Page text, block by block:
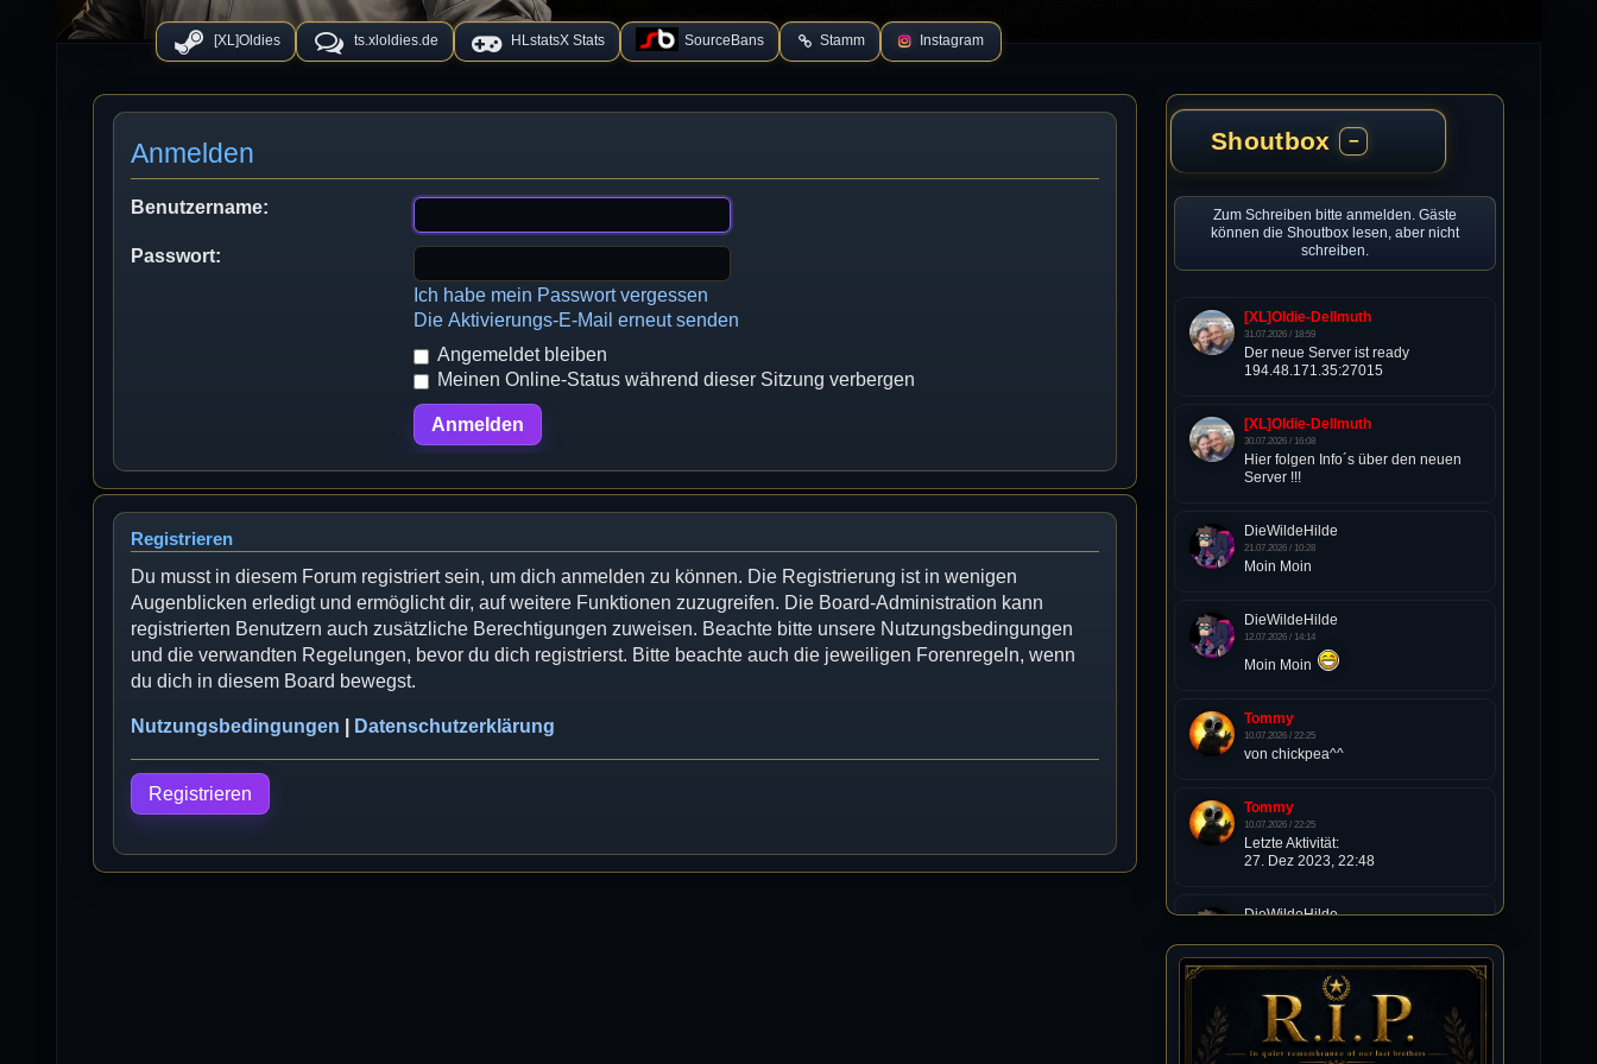
[XL]Oldies ts.xloldies.de HLstatsX Stats SourceBans Stamm Instagram
Anmelden
Benutzername:
Passwort:
Ich habe mein Passwort vergessen
Die Aktivierungs-E-Mail erneut senden
Angemeldet bleiben
Meinen Online-Status während dieser Sitzung verbergen
Registrieren
Du musst in diesem Forum registriert sein, um dich anmelden zu können. Die Registrierung ist in wenigen
Augenblicken erledigt und ermöglicht dir, auf weitere Funktionen zuzugreifen. Die Board-Administration kann
registrierten Benutzern auch zusätzliche Berechtigungen zuweisen. Beachte bitte unsere Nutzungsbedingungen
und die verwandten Regelungen, bevor du dich registrierst. Bitte beachte auch die jeweiligen Forenregeln, wenn
du dich in diesem Board bewegst.
Nutzungsbedingungen Datenschutzerklärung
Registrieren
Shoutbox −
Zum Schreiben bitte anmelden. Gäste
können die Shoutbox lesen, aber nicht
schreiben.
[XL]Oldie-Dellmuth
31.07.2026 / 18:59
Der neue Server ist ready
194.48.171.35:27015
[XL]Oldie-Dellmuth
30.07.2026 / 16:08
Hier folgen Info´s über den neuen
Server !!!
DieWildeHilde
21.07.2026 / 10:28
Moin Moin
DieWildeHilde
12.07.2026 / 14:14
Moin Moin
Tommy
10.07.2026 / 22:25
von chickpea^^
Tommy
10.07.2026 / 22:25
Letzte Aktivität:
27. Dez 2023, 22:48
DieWildeHilde
Happy Birthday Chickpea
DieWildeHilde
10.07.2026 / 10:08
Hallo meine Lieben!